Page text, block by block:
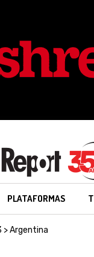
PLATAFORMAS
> Argentina